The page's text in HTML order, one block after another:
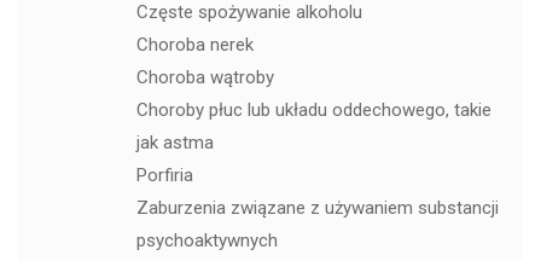
Częste spożywanie alkoholu
Choroba nerek
Choroba wątroby
Choroby płuc lub układu oddechowego, takie
jak astma
Porfiria
Zaburzenia związane z używaniem substancji
psychoaktywnych